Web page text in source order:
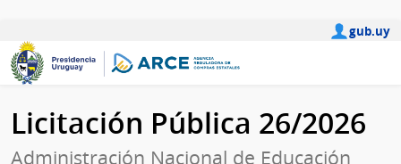
gub.uy
Licitación Pública 26/2026
Administración Nacional de Educación